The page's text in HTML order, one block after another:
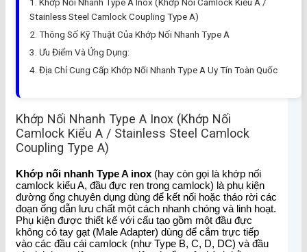
Khớp Nối Nhanh Type A Inox (Khớp Nối Camlock Kiểu A /
Stainless Steel Camlock Coupling Type A)
Thông Số Kỹ Thuật Của Khớp Nối Nhanh Type A
Ưu Điểm Và Ứng Dụng:
Địa Chỉ Cung Cấp Khớp Nối Nhanh Type A Uy Tín Toàn Quốc
Khớp Nối Nhanh Type A Inox (Khớp Nối
Camlock Kiểu A / Stainless Steel Camlock
Coupling Type A)
Khớp nối nhanh Type A inox (hay còn gọi là khớp nối
camlock kiểu A, đầu đực ren trong camlock) là phụ kiện
đường ống chuyên dụng dùng để kết nối hoặc tháo rời các
đoạn ống dẫn lưu chất một cách nhanh chóng và linh hoạt.
Phụ kiện được thiết kế với cấu tạo gồm một đầu đực
không có tay gạt (Male Adapter) dùng để cắm trực tiếp
vào các đầu cái camlock (như Type B, C, D, DC) và đầu